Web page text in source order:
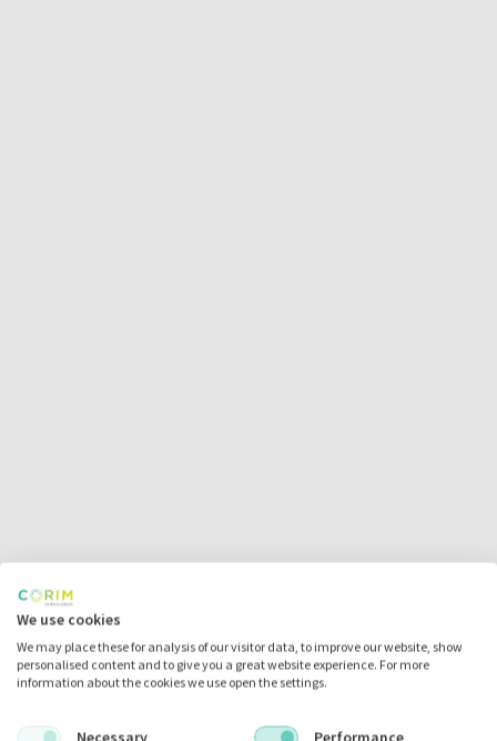
We use cookies
We may place these for analysis of our visitor data, to improve our website, show
personalised content and to give you a great website experience. For more
information about the cookies we use open the settings.
Necessary Performance